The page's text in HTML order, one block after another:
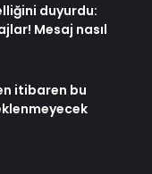
duyurdu:
Mesaj nasıl
itibaren bu